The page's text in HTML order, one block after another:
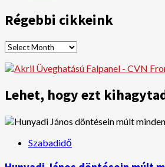
Régebbi cikkeink
Régebbi
Lehet, hogy ezt
Szabadidő